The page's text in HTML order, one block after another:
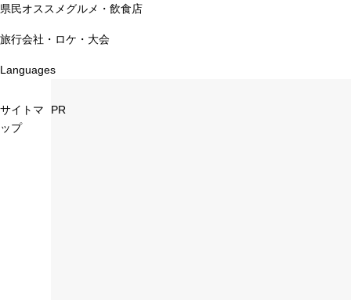
県民オススメグルメ・飲食店
旅行会社・ロケ・大会
Languages
サイトマ
ップ
PR